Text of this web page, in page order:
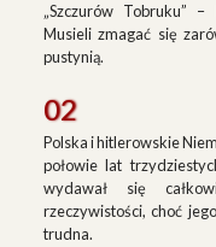
„Szczurów Tobruku”
Musieli zmagać się
pustynią.
02
Polska i hitlerowskie
połowie lat
wydawał się
rzeczywistości, choć
trudna.